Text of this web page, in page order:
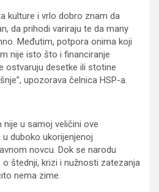
kulture i vrlo dobro znam da
da prihodi variraju te da many
Međutim, potpora onima koji
nije isto što i financiranje
ostvaruju desetke ili stotine
upozorava čelnica HSP-a.
nije u samoj veličini ove
duboko ukorijenjenoj
novcu. Dok se narodu
štednji, krizi i nužnosti zatezanja
nema zime.